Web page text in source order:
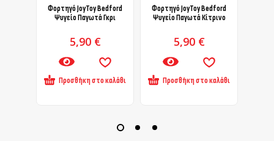
Φορτηγό JoyToy Bedford
Ψυγείο Παγωτά Γκρι
5,90 €
Προσθήκη στο καλάθι
Φορτηγό JoyToy Bedford
Ψυγείο Παγωτά Κίτρινο
5,90 €
Προσθήκη στο καλάθι